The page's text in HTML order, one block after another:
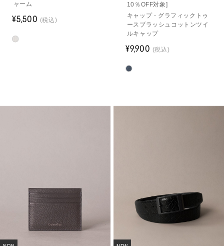
ャーム
¥5,500 (税込)
10％OFF対象]
キャップ - グラフィックトゥ
ースブラッシュコットンツイ
ルキャップ
¥9,900 (税込)